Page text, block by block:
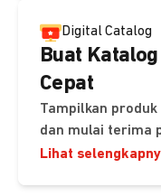
Digital Catalog
Buat
Cepat
Tampilkan produk
dan mulai terima
Lihat